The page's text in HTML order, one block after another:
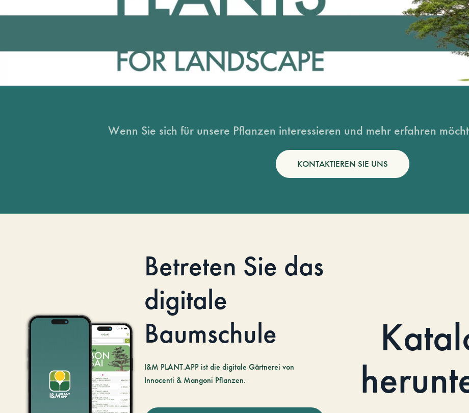
Wenn Sie sich für unsere Pflanzen interessieren und mehr erfahren
KONTAKTIEREN SIE UNS
Betreten Sie das
digitale
Baumschule
I&M PLANT.APP ist die digitale Gärtnerei von
Innocenti & Mangoni Pflanzen.